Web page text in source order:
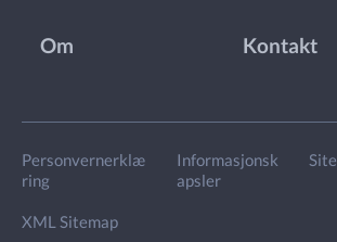
Om Kontakt
Personvernerklæ
ring
Informasjonsk
apsler
XML Sitemap